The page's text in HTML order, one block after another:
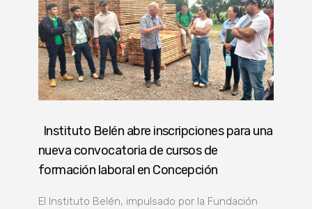
Instituto Belén abre inscripciones para una
nueva convocatoria de cursos de
formación laboral en Concepción
El Instituto Belén, impulsado por la Fundación